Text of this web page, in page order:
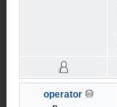
operator